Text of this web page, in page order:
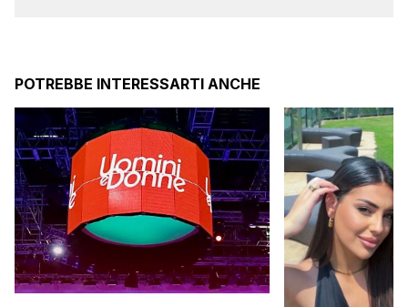
POTREBBE INTERESSARTI ANCHE